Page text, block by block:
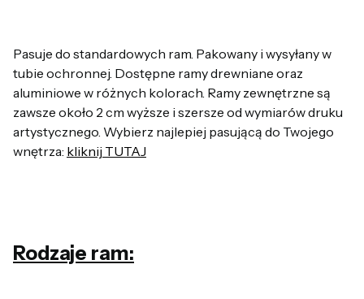
Pasuje do standardowych ram. Pakowany i wysyłany w
tubie ochronnej. Dostępne ramy drewniane oraz
aluminiowe w różnych kolorach. Ramy zewnętrzne są
zawsze około 2 cm wyższe i szersze od wymiarów druku
artystycznego. Wybierz najlepiej pasującą do Twojego
wnętrza: kliknij TUTAJ
Rodzaje ram: